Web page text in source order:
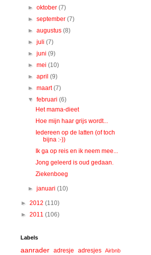
►oktober(7)
►september(7)
►augustus(8)
►juli(7)
►juni(9)
►mei(10)
►april(9)
►maart(7)
▼februari(6)
Het mama-dieet
Hoe mijn haar grijs wordt...
Iedereen op de latten (of toch
bijna :-))
Ik ga op reis en ik neem mee...
Jong geleerd is oud gedaan.
Ziekenboeg
►januari(10)
► 2012 (110)
► 2011 (106)
Labels
aanrader adresje adresjes Airbnb